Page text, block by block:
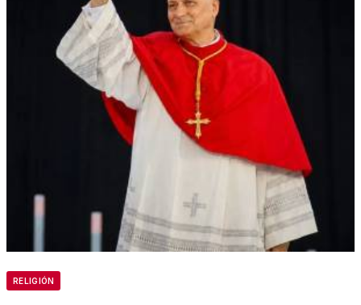
RELIGIÓN